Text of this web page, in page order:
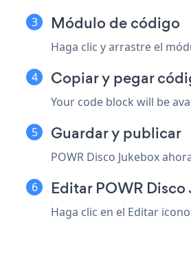
Módulo de código
Haga clic y arrastre el
Copiar y pegar
Your code block will be
Guardar y publicar
POWR Disco Jukebox
Editar POWR Disco
Haga clic en el Editar icono